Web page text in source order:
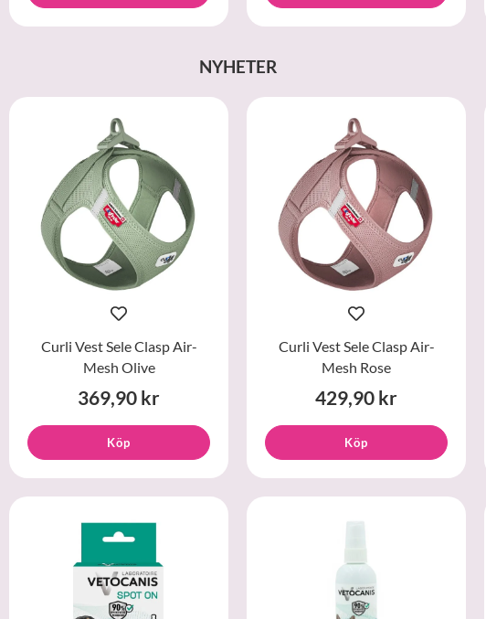
NYHETER
Curli Vest Sele Clasp Air-
Mesh Olive
369,90 kr
Köp
Curli Vest Sele Clasp Air-
Mesh Rose
429,90 kr
Köp